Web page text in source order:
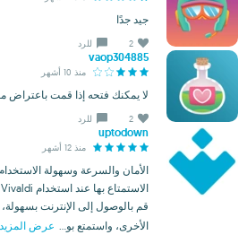
جيد جدًا
2 للرد
vaop304885
منذ 10 أشهر
لا يمكنك فتحه إذا قمت
2 للرد
uptodown
منذ 12 أشهر
الأمان والسرعة وسهولة
قم بالوصول إلى الإنترنت بسهولة،
الأخرى، واستمتع بو...
عرض المزيد